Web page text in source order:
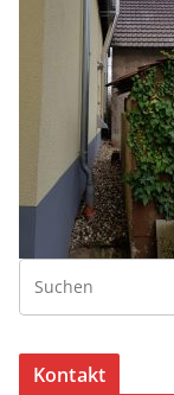
Kontakt